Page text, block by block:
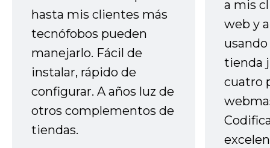
hasta mis clientes más
tecnófobos pueden
manejarlo. Fácil de
instalar, rápido de
configurar. A años luz de
otros complementos de
tiendas.
a mis
web y
tienda
cuatro